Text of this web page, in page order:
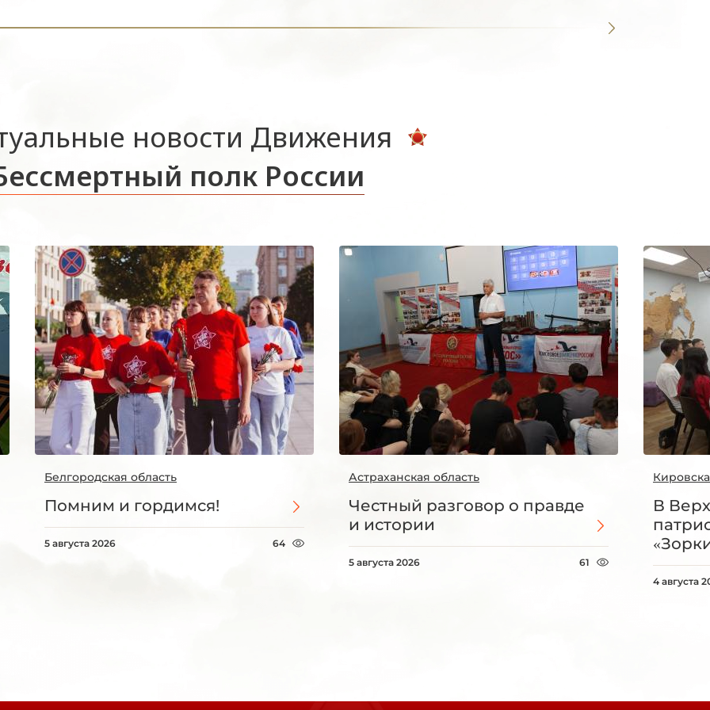
новости Движения
полк России
Белгородская область
Помним и гордимся!
5 августа 2026 64
Астраханская область
Честный разговор о правде
и истории
5 августа 2026 61
В
4 августа